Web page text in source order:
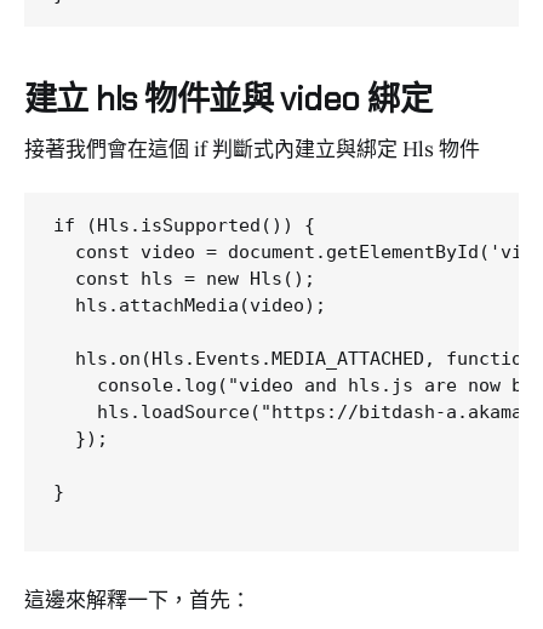
建立 hls 物件並與 video 綁定
接著我們會在這個 if 判斷式內建立與綁定 Hls 物件
if (Hls.isSupported()) {
const video =
  const hls = new Hls();
  hls.attachMedia(video);
hls.on(Hls.Events.MEDIA_ATTACHED, function
console.log("video and hls.js are now
hls.loadSource("https://bitdash-
  });
}
這邊來解釋一下，首先：